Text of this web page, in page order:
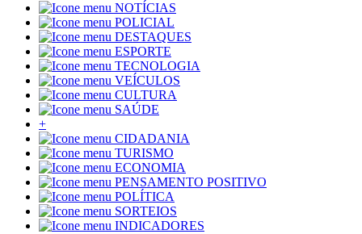
NOTÍCIAS
POLICIAL
DESTAQUES
ESPORTE
TECNOLOGIA
VEÍCULOS
CULTURA
SAÚDE
+
CIDADANIA
TURISMO
ECONOMIA
PENSAMENTO POSITIVO
POLÍTICA
SORTEIOS
INDICADORES